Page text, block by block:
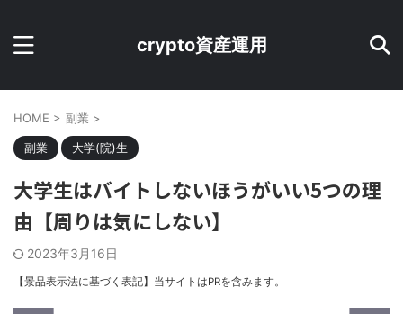
crypto資産運用
HOME > 副業 >
副業 大学(院)生
大学生はバイトしないほうがいい5つの理
由【周りは気にしない】
2023年3月16日
【景品表示法に基づく表記】当サイトはPRを含みます。